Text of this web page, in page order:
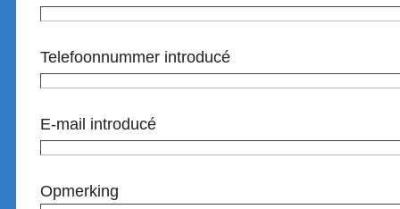
Telefoonnummer introducé
E-mail introducé
Opmerking